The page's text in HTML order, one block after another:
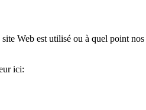
Web est utilisé ou à quel point
ici: